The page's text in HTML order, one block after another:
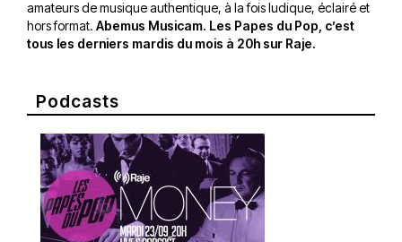
amateurs de musique authentique, à la fois ludique, éclairé et
hors format. Abemus Musicam. Les Papes du Pop, c’est
tous les derniers mardis du mois à 20h sur Raje.
Podcasts